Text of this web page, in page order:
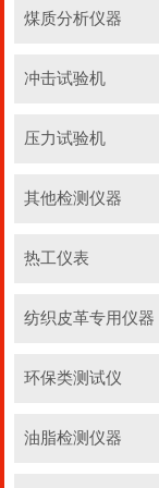
煤质分析仪器
冲击试验机
压力试验机
其他检测仪器
热工仪表
纺织皮革专用仪器
环保类测试仪
油脂检测仪器